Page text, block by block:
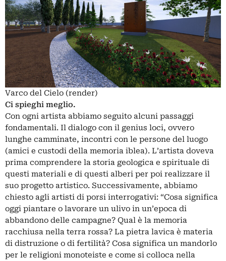
Varco del Cielo (render)
Ci spieghi meglio.
Con ogni artista abbiamo seguito alcuni passaggi
fondamentali. Il dialogo con il genius loci, ovvero
lunghe camminate, incontri con le persone del luogo
(amici e custodi della memoria iblea). L’artista doveva
prima comprendere la storia geologica e spirituale di
questi materiali e di questi alberi per poi realizzare il
suo progetto artistico. Successivamente, abbiamo
chiesto agli artisti di porsi interrogativi: “Cosa significa
oggi piantare o lavorare un ulivo in un’epoca di
abbandono delle campagne? Qual è la memoria
racchiusa nella terra rossa? La pietra lavica è materia
di distruzione o di fertilità? Cosa significa un mandorlo
per le religioni monoteiste e come si colloca nella